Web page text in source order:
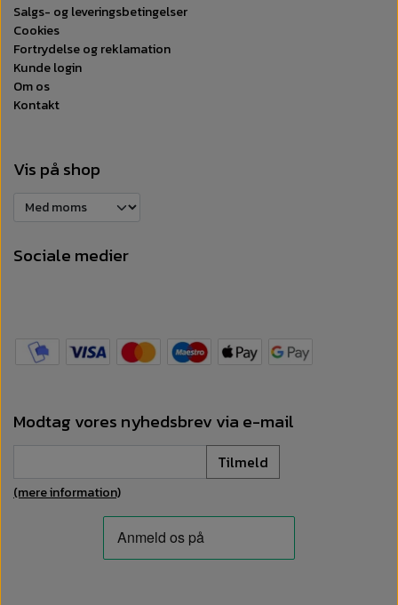
Salgs- og leveringsbetingelser
Cookies
Fortrydelse og reklamation
Kunde login
Om os
Kontakt
Vis på shop
Sociale medier
Modtag vores nyhedsbrev via e-mail
Tilmeld
(mere information)